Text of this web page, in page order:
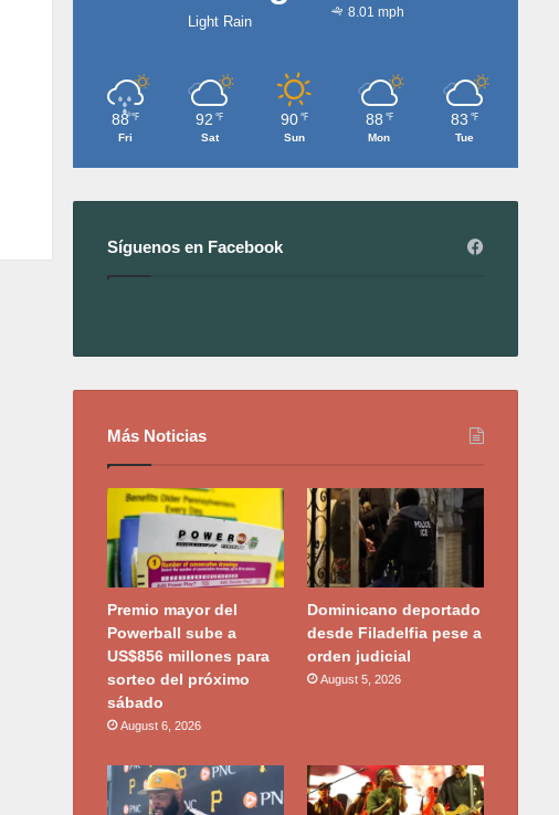
Light Rain
8.01 mph
88 ℉
Fri
92 ℉
Sat
90 ℉
Sun
88 ℉
Mon
83 ℉
Tue
Síguenos en Facebook
Más Noticias
Premio mayor del
Powerball sube a
US$856 millones para
sorteo del próximo
sábado
August 6, 2026
Dominicano deportado
desde Filadelfia pese a
orden judicial
August 5, 2026